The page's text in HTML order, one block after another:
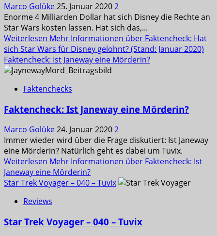
Marco Golüke25. Januar 20202
Enorme 4 Milliarden Dollar hat sich Disney die Rechte an
Star Wars kosten lassen. Hat sich das,...
Weiterlesen Mehr Informationen über Faktencheck: Hat
sich Star Wars für Disney gelohnt? (Stand: Januar 2020)
Faktencheck: Ist Janeway eine Mörderin?
Faktenchecks
Faktencheck: Ist Janeway eine Mörderin?
Marco Golüke24. Januar 20202
Immer wieder wird über die Frage diskutiert: Ist Janeway
eine Mörderin? Natürlich geht es dabei um Tuvix.
Weiterlesen Mehr Informationen über Faktencheck: Ist
Janeway eine Mörderin?
Star Trek Voyager – 040 – Tuvix
Reviews
Star Trek Voyager – 040 – Tuvix